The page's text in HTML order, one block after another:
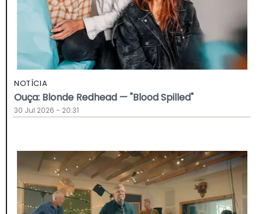
NOTÍCIA
Ouça: Blonde Redhead — "Blood Spilled"
30 Jul 2026 - 20:31